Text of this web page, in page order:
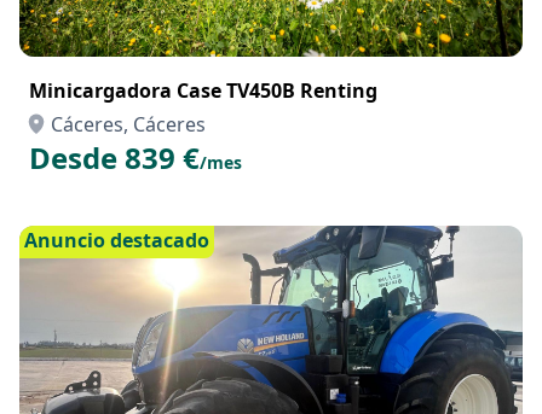
Minicargadora Case TV450B Renting
Cáceres, Cáceres
Desde 839 €/mes
Anuncio destacado